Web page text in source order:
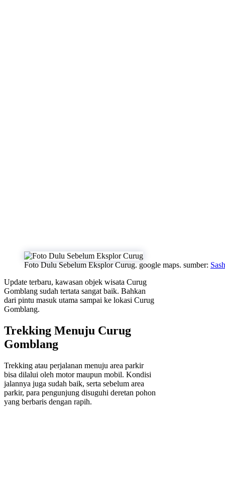
Foto Dulu Sebelum Eksplor Curug. google maps. sumber:
Update terbaru, kawasan objek wisata Curug
Gomblang sudah tertata sangat baik. Bahkan
dari pintu masuk utama sampai ke lokasi Curug
Gomblang.
Trekking Menuju Curug
Gomblang
Trekking atau perjalanan menuju area parkir
bisa dilalui oleh motor maupun mobil. Kondisi
jalannya juga sudah baik, serta sebelum area
parkir, para pengunjung disuguhi deretan pohon
yang berbaris dengan rapih.